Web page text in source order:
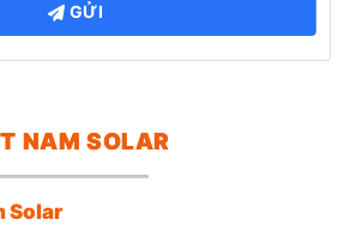
GỬI
NAM SOLAR
Solar